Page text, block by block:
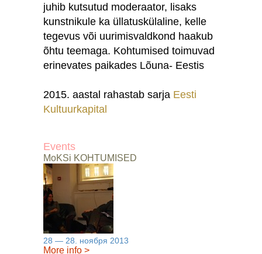
juhib kutsutud moderaator, lisaks
kunstnikule ka üllatuskülaline, kelle
tegevus või uurimisvaldkond haakub
õhtu teemaga. Kohtumised toimuvad
erinevates paikades Lõuna- Eestis
2015. aastal rahastab sarja Eesti
Kultuurkapital
Events
MoKSi KOHTUMISED
28 — 28. ноября 2013
More info >